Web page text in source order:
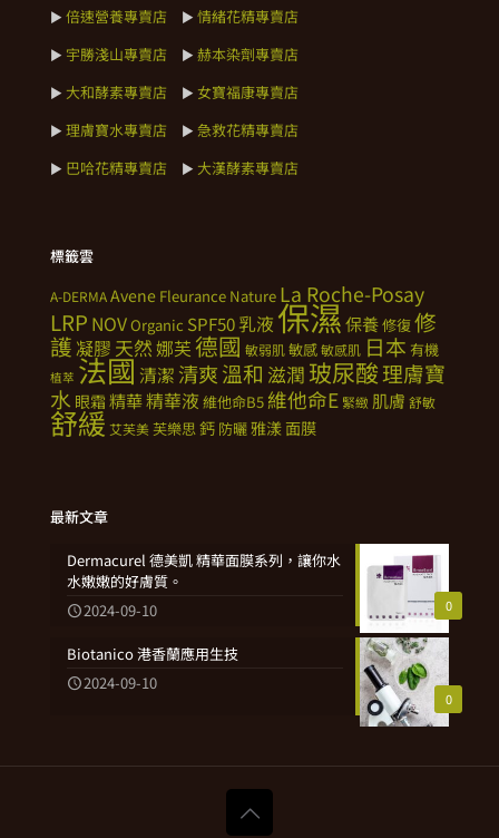
► 倍速營養專賣店 ► 情緒花精專賣店
► 宇勝淺山專賣店 ► 赫本染劑專賣店
► 大和酵素專賣店 ► 女寶福康專賣店
► 理膚寶水專賣店 ► 急救花精專賣店
► 巴哈花精專賣店 ► 大漢酵素專賣店
標籤雲
A-DERMAAvene Fleurance Nature La Roche-Posay
LRP NOVOrganic SPF50乳液 保濕保養修復修
護凝膠 天然娜芙德國 敏弱肌敏感敏感肌 日本 有機
植萃 法國清潔 清爽溫和 滋潤 玻尿酸理膚寶
水 眼霜 精華精華液 維他命B5 維他命E 緊緻 肌膚 舒敏
舒緩 艾芙美芙樂思鈣 防曬雅漾面膜
最新文章
0
Dermacurel 德美凱 精華面膜系列，讓你水
水嫩嫩的好膚質。
2024-09-10
0
Biotanico 港香蘭應用生技
2024-09-10